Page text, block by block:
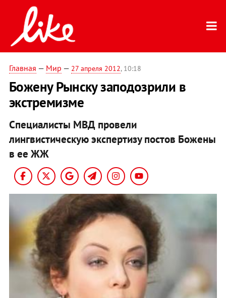
Главная — Мир — 27 апреля 2012, 10:18
Божену Рынску заподозрили в
экстремизме
Специалисты МВД провели
лингвистическую экспертизу постов Божены
в ее ЖЖ